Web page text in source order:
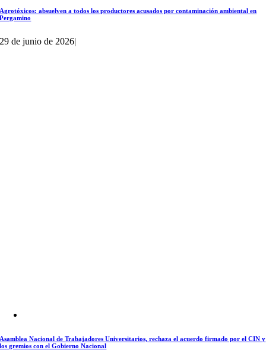
Agrotóxicos: absuelven a todos los productores acusados por contaminación ambiental en
Pergamino
29 de junio de 2026|
Asamblea Nacional de Trabajadores Universitarios, rechaza el acuerdo firmado por el CIN y
los gremios con el Gobierno Nacional